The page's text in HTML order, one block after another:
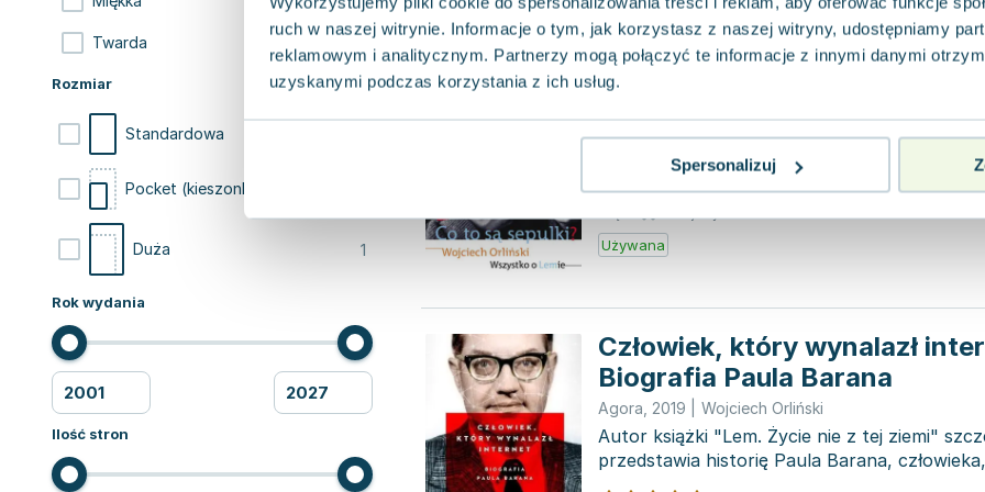
ruch w naszej witrynie. Informacje o tym, jak korzystasz z naszej witryny, udostępniamy
reklamowym i analitycznym. Partnerzy mogą połączyć te informacje z innymi danymi
uzyskanymi podczas korzystania z ich usług.
Spersonalizuj
Twarda
Rozmiar
Standardowa
Pocket (kieszonkowa)
Duża 1
Rok wydania
Ilość stron
Co to są sepulki? Wszystko o
Społeczny Instytut Wydawniczy Znak
Książka Wojciecha Orlińskiego to niezwykły
świecie Stanisława Lema, który odpowiada
związane z jeg...
Miękka
Używana
Człowiek, który wynalazł
Biografia Paula Barana
Agora 2019 Wojciech Orliński
Autor książki "Lem. Życie nie z tej ziemi"
przedstawia historię Paula Barana,
podstawowe za...